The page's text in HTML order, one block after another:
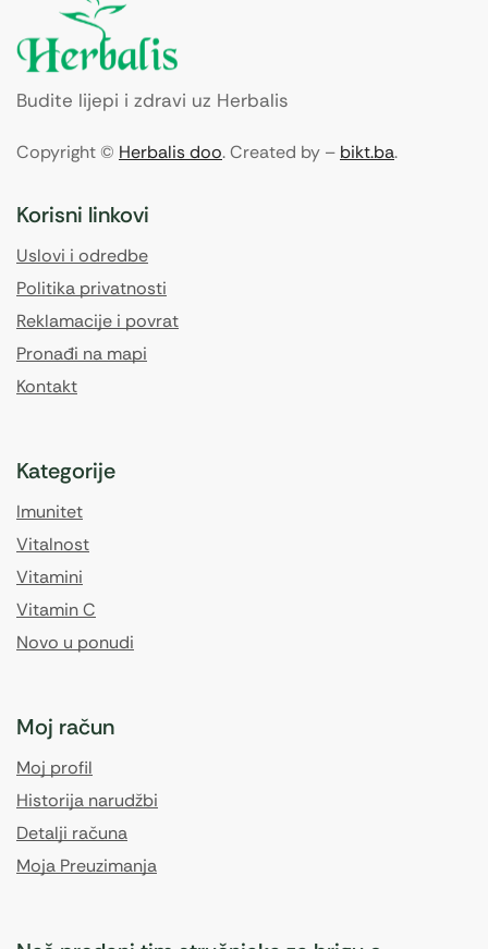
Budite lijepi i zdravi uz Herbalis
Copyright © Herbalis doo. Created by – bikt.ba.
Korisni linkovi
Uslovi i odredbe
Politika privatnosti
Reklamacije i povrat
Pronađi na mapi
Kontakt
Kategorije
Imunitet
Vitalnost
Vitamini
Vitamin C
Novo u ponudi
Moj račun
Moj profil
Historija narudžbi
Detalji računa
Moja Preuzimanja